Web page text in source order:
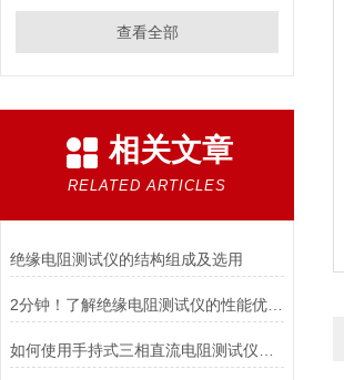
查看全部
相关文章
RELATED ARTICLES
绝缘电阻测试仪的结构组成及选用
2分钟！了解绝缘电阻测试仪的性能优势！